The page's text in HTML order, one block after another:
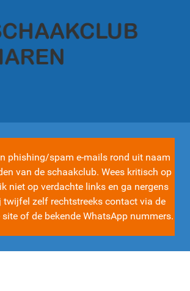
phishing/spam e-mails rond uit naam
van de schaakclub. Wees kritisch op
niet op verdachte links en ga nergens
twijfel zelf rechtstreeks contact via de
of de bekende WhatsApp nummers.